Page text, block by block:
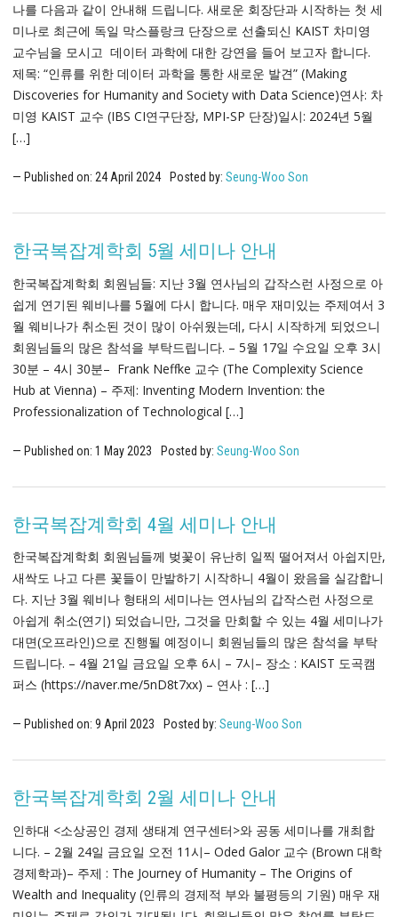
나를 다음과 같이 안내해 드립니다. 새로운 회장단과 시작하는 첫 세
미나로 최근에 독일 막스플랑크 단장으로 선출되신 KAIST 차미영
교수님을 모시고 데이터 과학에 대한 강연을 들어 보고자 합니다.
제목: “인류를 위한 데이터 과학을 통한 새로운 발견” (Making
Discoveries for Humanity and Society with Data Science)연사: 차
미영 KAIST 교수 (IBS CI연구단장, MPI-SP 단장)일시: 2024년 5월
[…]
Published on: 24April 2024 Posted by: Seung-Woo Son
한국복잡계학회 5월 세미나 안내
한국복잡계학회 회원님들: 지난 3월 연사님의 갑작스런 사정으로 아
쉽게 연기된 웨비나를 5월에 다시 합니다. 매우 재미있는 주제여서 3
월 웨비나가 취소된 것이 많이 아쉬웠는데, 다시 시작하게 되었으니
회원님들의 많은 참석을 부탁드립니다. – 5월 17일 수요일 오후 3시
30분 – 4시 30분– Frank Neffke 교수 (The Complexity Science
Hub at Vienna) – 주제: Inventing Modern Invention: the
Professionalization of Technological […]
Published on: 1 May 2023 Posted by: Seung-Woo Son
한국복잡계학회 4월 세미나 안내
한국복잡계학회 회원님들께 벚꽃이 유난히 일찍 떨어져서 아쉽지만,
새싹도 나고 다른 꽃들이 만발하기 시작하니 4월이 왔음을 실감합니
다. 지난 3월 웨비나 형태의 세미나는 연사님의 갑작스런 사정으로
아쉽게 취소(연기) 되었습니만, 그것을 만회할 수 있는 4월 세미나가
대면(오프라인)으로 진행될 예정이니 회원님들의 많은 참석을 부탁
드립니다. – 4월 21일 금요일 오후 6시 – 7시– 장소 : KAIST 도곡캠
퍼스 (https://naver.me/5nD8t7xx) – 연사 : […]
Published on: 9 April 2023 Posted by: Seung-Woo Son
한국복잡계학회 2월 세미나 안내
인하대 <소상공인 경제 생태계 연구센터>와 공동 세미나를 개최합
니다. – 2월 24일 금요일 오전 11시– Oded Galor 교수 (Brown 대학
경제학과)– 주제 : The Journey of Humanity – The Origins of
Wealth and Inequality (인류의 경제적 부와 불평등의 기원) 매우 재